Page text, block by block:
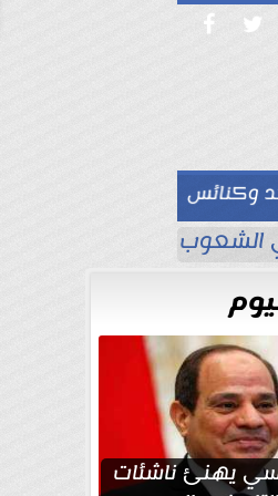
 
وكنائس
لا يُقاس
يهنئ ناشئات